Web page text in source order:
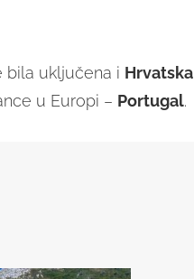
bila uključena i Hrvatska
u Europi – Portugal.